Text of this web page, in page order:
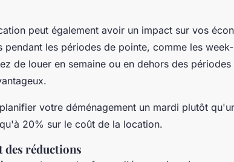
peut également avoir un impact sur vos
pendant les périodes de pointe, comme les
de louer en semaine ou en dehors des
votre déménagement un mardi plutôt
20% sur le coût de la location.
réductions